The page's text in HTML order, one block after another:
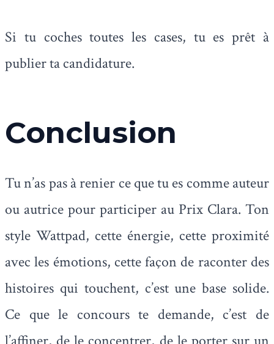
Si tu coches toutes les cases, tu es prêt à
publier ta candidature.
Conclusion
Tu n’as pas à renier ce que tu es comme auteur
ou autrice pour participer au Prix Clara. Ton
style Wattpad, cette énergie, cette proximité
avec les émotions, cette façon de raconter des
histoires qui touchent, c’est une base solide.
Ce que le concours te demande, c’est de